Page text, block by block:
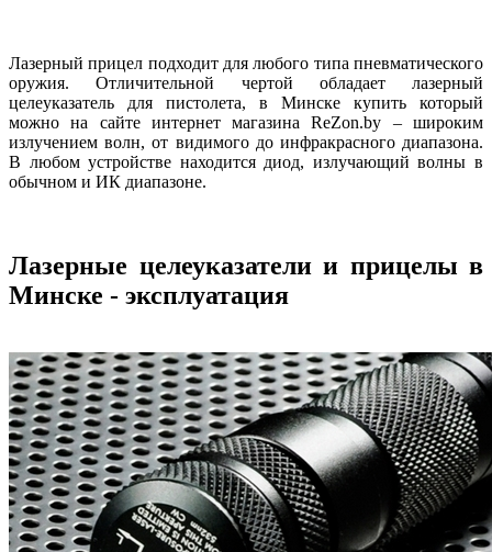
Лазерный прицел подходит для любого типа пневматического
оружия. Отличительной чертой обладает лазерный
целеуказатель для пистолета, в Минске купить который
можно на сайте интернет магазина ReZon.by – широким
излучением волн, от видимого до инфракрасного диапазона.
В любом устройстве находится диод, излучающий волны в
обычном и ИК диапазоне.
Лазерные целеуказатели и прицелы в
Минске - эксплуатация